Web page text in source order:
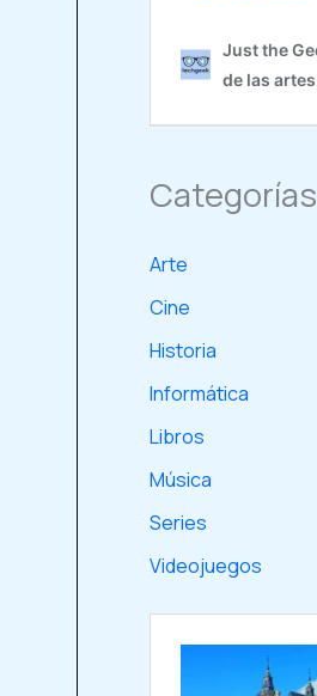
Categorías
Arte
Cine
Historia
Informática
Libros
Música
Series
Videojuegos